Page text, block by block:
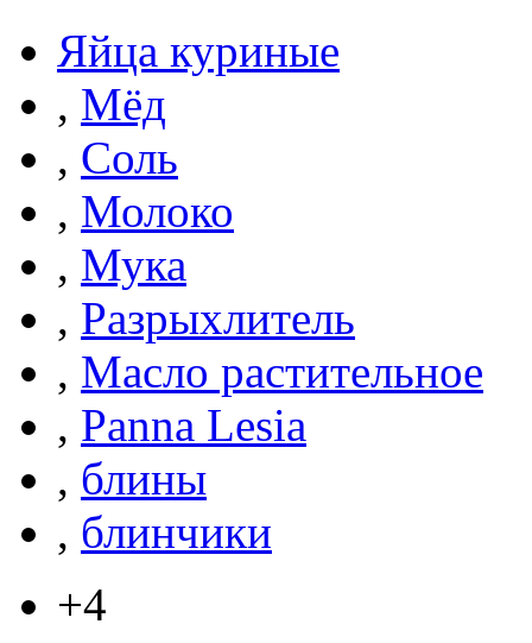
Яйца куриные
, Мёд
, Соль
, Молоко
, Мука
, Разрыхлитель
, Масло растительное
, Panna Lesia
, блины
, блинчики
+4